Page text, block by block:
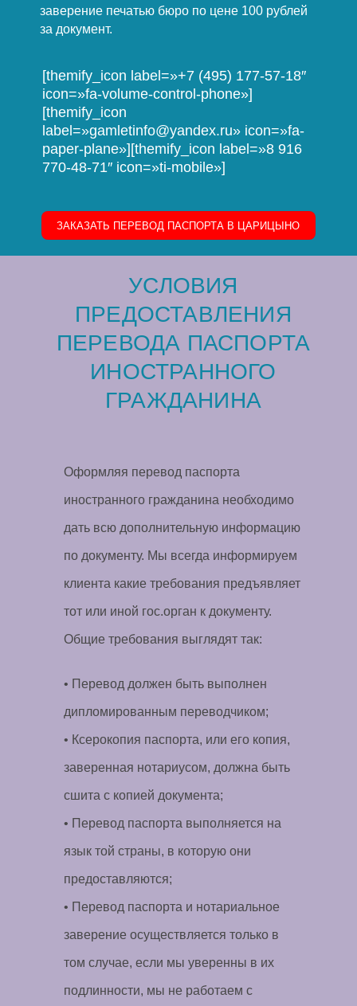
заверение печатью бюро по цене 100 рублей
за документ.
[themify_icon label=»+7 (495) 177-57-18″
icon=»fa-volume-control-phone»]
[themify_icon
label=»gamletinfo@yandex.ru» icon=»fa-
paper-plane»][themify_icon label=»8 916
770-48-71″ icon=»ti-mobile»]
ЗАКАЗАТЬ ПЕРЕВОД ПАСПОРТА В ЦАРИЦЫНО
УСЛОВИЯ
ПРЕДОСТАВЛЕНИЯ
ПЕРЕВОДА ПАСПОРТА
ИНОСТРАННОГО
ГРАЖДАНИНА
Оформляя перевод паспорта
иностранного гражданина необходимо
дать всю дополнительную информацию
по документу. Мы всегда информируем
клиента какие требования предъявляет
тот или иной гос.орган к документу.
Общие требования выглядят так:
• Перевод должен быть выполнен
дипломированным переводчиком;
• Ксерокопия паспорта, или его копия,
заверенная нотариусом, должна быть
сшита с копией документа;
• Перевод паспорта выполняется на
язык той страны, в которую они
предоставляются;
• Перевод паспорта и нотариальное
заверение осуществляется только в
том случае, если мы уверенны в их
подлинности, мы не работаем с